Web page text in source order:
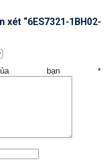
xét “6ES7321-1BH02-
bạn *